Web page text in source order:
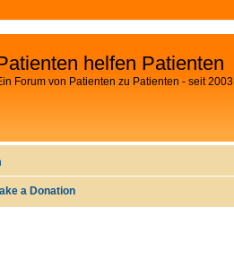
helfen Patienten
Forum von Patienten zu Patienten - seit 2003
a Donation